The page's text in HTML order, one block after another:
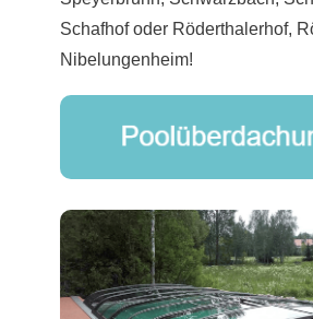
Schafhof oder Röderthalerhof,
Nibelungenheim!